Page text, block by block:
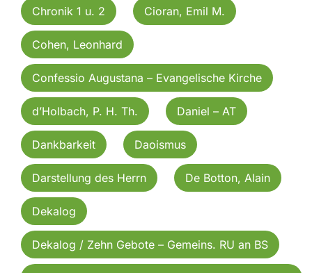
Chronik 1 u. 2 Cioran, Emil M.
Cohen, Leonhard
Confessio Augustana – Evangelische Kirche
d’Holbach, P. H. Th. Daniel – AT
Dankbarkeit Daoismus
Darstellung des Herrn De Botton, Alain
Dekalog
Dekalog / Zehn Gebote – Gemeins. RU an BS